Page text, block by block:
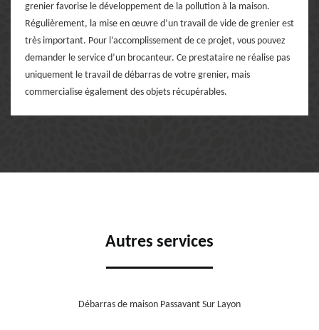
grenier favorise le développement de la pollution à la maison.
Régulièrement, la mise en œuvre d’un travail de vide de grenier est
très important. Pour l’accomplissement de ce projet, vous pouvez
demander le service d’un brocanteur. Ce prestataire ne réalise pas
uniquement le travail de débarras de votre grenier, mais
commercialise également des objets récupérables.
Autres services
Débarras de maison Passavant Sur Layon